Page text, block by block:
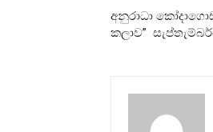
අනුරාධා
කලාව”